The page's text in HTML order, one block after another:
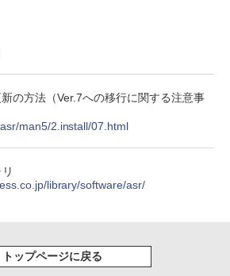
Amazon Kindle Colorsoft | 16GBストレ
テリー、広告無し、ブラック (2025年発
売)
New Amazon Kindle Scribe Colorsoft |
11インチカラーディスプレイ、64GBスト
の方法（Ver.7への移行に関する注意事
man5/2.install/07.html
library/software/asr/
トップページに戻る